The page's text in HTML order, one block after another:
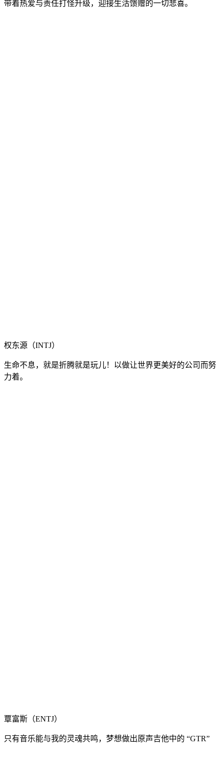
带着热爱与责任打怪升级，迎接生活馈赠的一切悲喜。
权东源（INTJ）
生命不息，就是折腾就是玩儿！以做让世界更美好的公司而努
力着。
覃富斯（ENTJ）
只有音乐能与我的灵魂共鸣，梦想做出原声吉他中的 “GTR”